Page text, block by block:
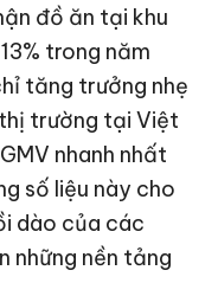
đồ ăn tại khu
trong năm
tăng trưởng nhẹ
trường tại Việt
nhanh nhất
số liệu này cho
dào của các
những nền tảng